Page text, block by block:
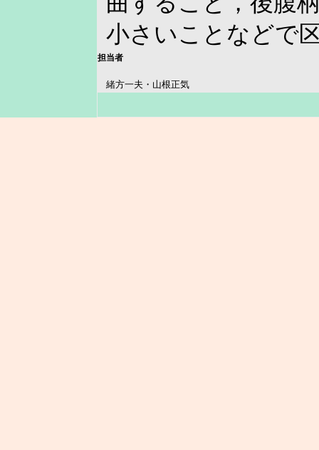
小さいことなどで
担当者
緒方一夫・山根正気